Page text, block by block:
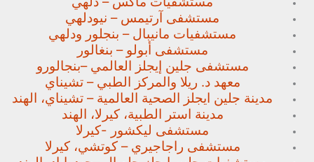
مستشفى آرتيمس – نيودلهي
مستشفيات مانيبال – بنجلور ودلهي
مستشفى أبولو – بنغالور
مستشفى جلين إيجلز العالمي –بنجالورو
معهد د. ريلا والمركز الطبي – تشيناي
مدينة جلين ايجلز الصحية العالمية – تشيناي، الهند
مدينة استر الطبية، كيرلا، الهند
مستشفى ليكشور -كيرلا
مستشفى راجاجيري – كوتشي، كيرلا